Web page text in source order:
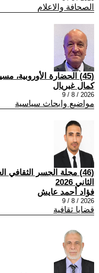
الصحافة والاعلام
(45) الحضارة الأوروبية، مسيحية أم لامسيحية الهوية
كمال غبريال
2026 / 8 / 9
مواضيع وابحاث سياسية
(46) مجلة الجسر الثقافي
الثاني 2026
فؤاد أحمد عايش
2026 / 8 / 9
قضايا ثقافية